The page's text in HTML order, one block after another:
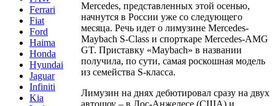
Ferrari
Fiat
Ford
Haima
Honda
Hyundai
Jaguar
Infiniti
Kia
Mercedes, представленных этой осенью,
начнутся в России уже со следующего
месяца. Речь идет о лимузине Mercedes-
Maybach S-Class и спорткаре Mercedes-AMG
GT. Приставку «Maybach» в названии
получила, по сути, самая роскошная модель
из семейства S-класса.
Лимузин на днях дебютировал сразу на двух
автошоу – в Лос-Анжелесе (США) и